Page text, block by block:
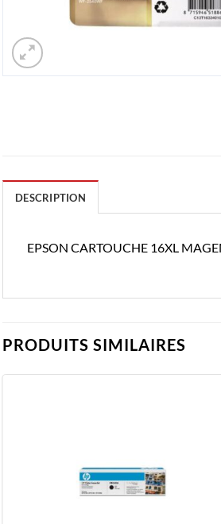
DESCRIPTION
EPSON CARTOUCHE 16XL
PRODUITS SIMILAIRES